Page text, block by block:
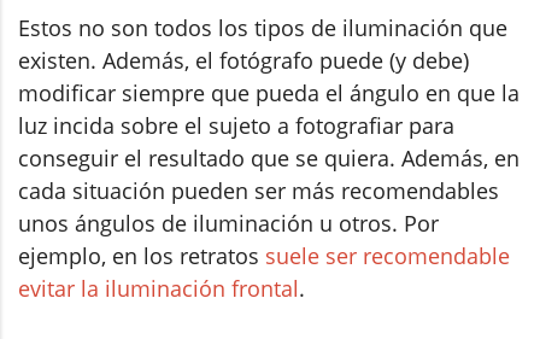
Estos no son todos los tipos de iluminación que
existen. Además, el fotógrafo puede (y debe)
modificar siempre que pueda el ángulo en que la
luz incida sobre el sujeto a fotografiar para
conseguir el resultado que se quiera. Además, en
cada situación pueden ser más recomendables
unos ángulos de iluminación u otros. Por
ejemplo, en los retratos suele ser recomendable
evitar la iluminación frontal.